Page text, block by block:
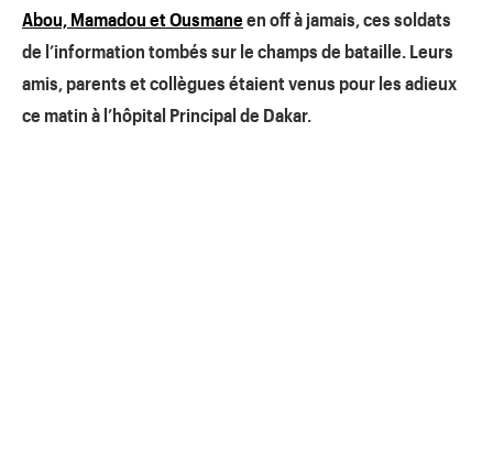
Abou, Mamadou et Ousmane en off à jamais, ces soldats
de l’information tombés sur le champs de bataille. Leurs
amis, parents et collègues étaient venus pour les adieux
ce matin à l’hôpital Principal de Dakar.